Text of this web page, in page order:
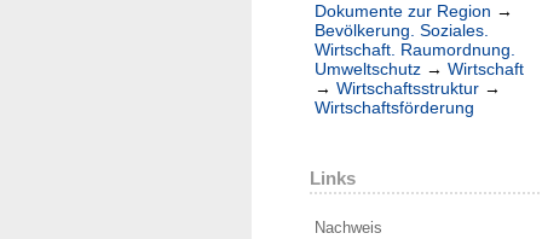
Dokumente zur Region →
Bevölkerung. Soziales.
Wirtschaft. Raumordnung.
Umweltschutz → Wirtschaft
→ Wirtschaftsstruktur →
Wirtschaftsförderung
Links
Nachweis